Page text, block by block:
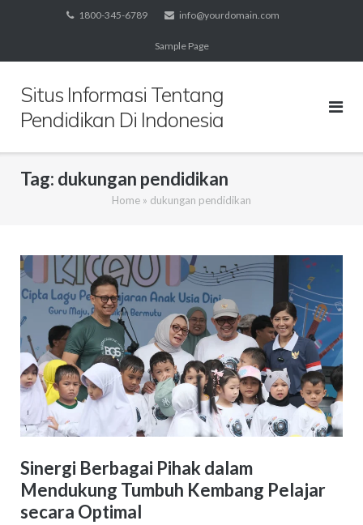
1800-345-6789 info@yourdomain.com
Sample Page
Situs Informasi Tentang
Pendidikan Di Indonesia
Tag: dukungan pendidikan
Home » dukungan pendidikan
Sinergi Berbagai Pihak dalam
Mendukung Tumbuh Kembang Pelajar
secara Optimal